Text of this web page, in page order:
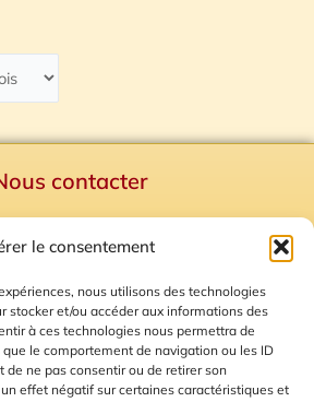
le consentement
nous utilisons des technologies
stocker et/ou accéder aux informations des
à ces technologies nous permettra de
le comportement de navigation ou les ID
de ne pas consentir ou de retirer son
effet négatif sur certaines caractéristiques et
contacter
Plan du site
des Cookies